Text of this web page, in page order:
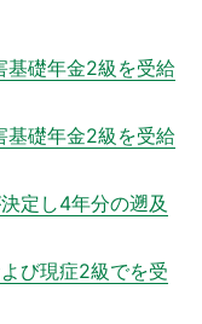
基礎年金2級を受給
基礎年金2級を受給
定し4年分の遡及
び現症2級でを受